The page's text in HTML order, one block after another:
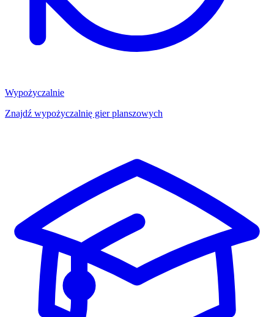
Wypożyczalnie
Znajdź wypożyczalnię gier planszowych